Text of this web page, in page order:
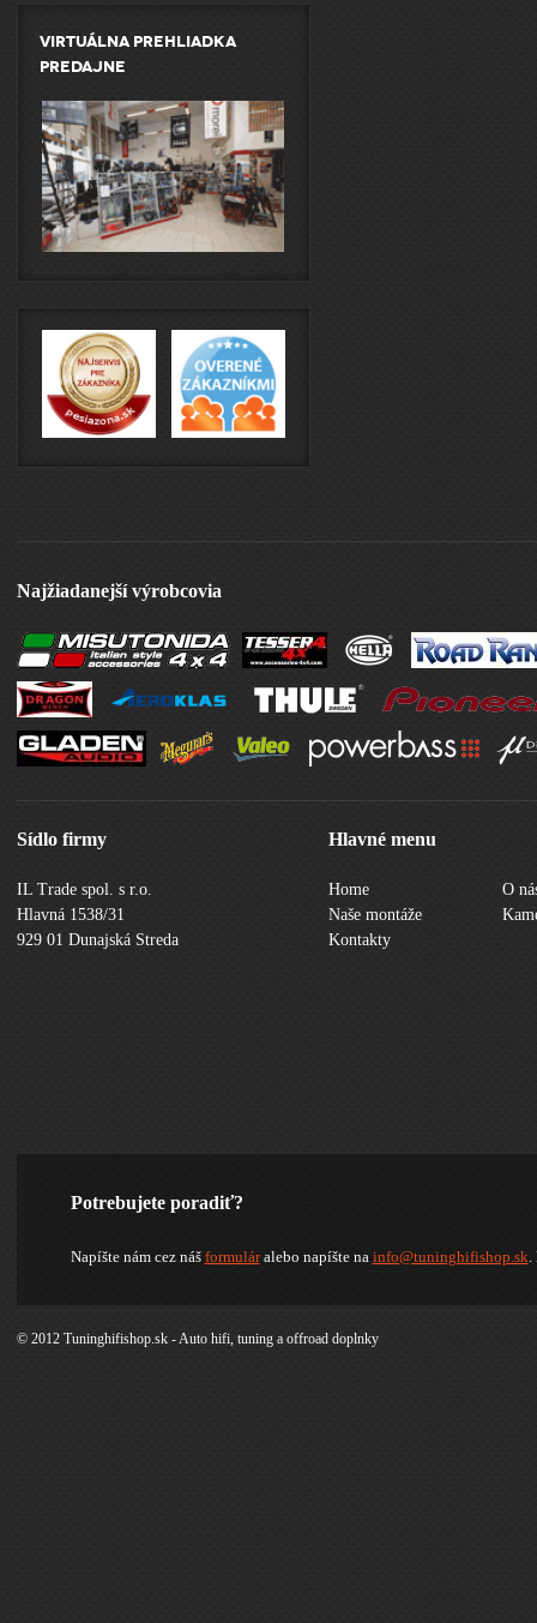
Virtuálna prehliadka
predajne
Najžiadanejší výrobcovia
Sídlo firmy
IL Trade spol. s r.o.
Hlavná 1538/31
929 01 Dunajská Streda
Hlavné menu
Home
O
Naše montáže
Kontakty
Potrebujete poradiť?
Napíšte nám cez náš formuláralebo napíšte na info@tuninghifishop.sk.
© 2012 Tuninghifishop.sk - Auto hifi, tuning a offroad doplnky